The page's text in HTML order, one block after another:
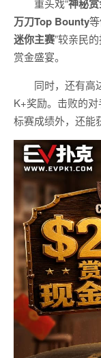
重头戏“神秘
万刀Top Bounty
迷你主赛”较亲民
赏金盛宴。
同时，还有高
K+奖励。击败的
标赛成绩外，还能